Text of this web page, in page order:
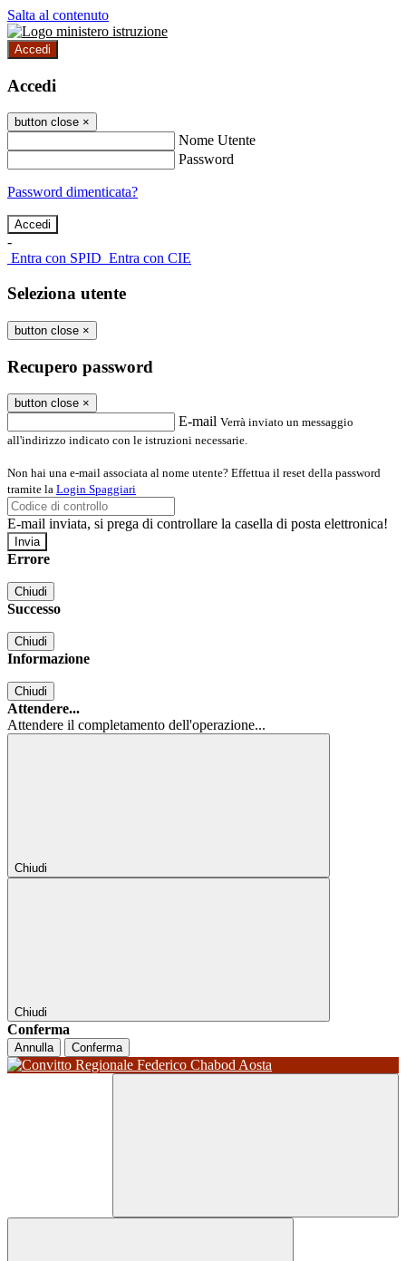
Salta al contenuto
Accedi
Accedi
button close ×
Nome Utente
Password
Password dimenticata?
-
Entra con SPID Entra con CIE
Seleziona utente
button close ×
Recupero password
button close ×
E-mail Verrà inviato un messaggio
all'indirizzo indicato con le istruzioni necessarie.
Non hai una e-mail associata al nome utente? Effettua il reset della password
tramite la Login Spaggiari
E-mail inviata, si prega di controllare la casella di posta elettronica!
Errore
Chiudi
Successo
Chiudi
Informazione
Chiudi
Attendere...
Attendere il completamento dell'operazione...
Chiudi
Chiudi
Conferma
Annulla Conferma